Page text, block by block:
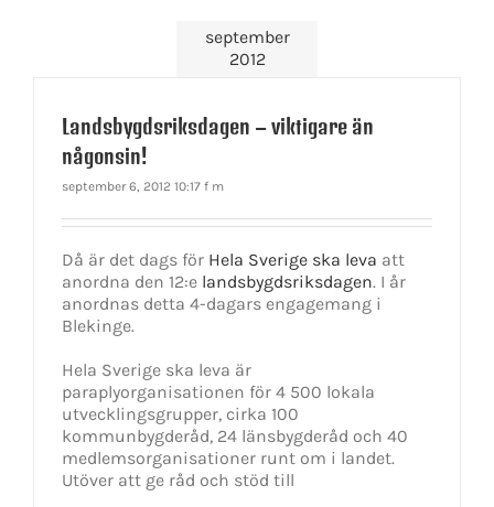
september
2012
Landsbygdsriksdagen – viktigare än
någonsin!
september 6, 2012 10:17 f m
Då är det dags för Hela Sverige ska leva att
anordna den 12:e landsbygdsriksdagen. I år
anordnas detta 4-dagars engagemang i
Blekinge.
Hela Sverige ska leva är
paraplyorganisationen för 4 500 lokala
utvecklingsgrupper, cirka 100
kommunbygderåd, 24 länsbygderåd och 40
medlemsorganisationer runt om i landet.
Utöver att ge råd och stöd till